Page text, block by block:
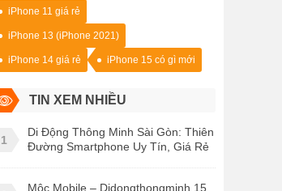
iPhone 11 giá rẻ
iPhone 13 (iPhone 2021)
iPhone 14 giá rẻ iPhone 15 có gì mới
TIN XEM NHIỀU
1
Di Động Thông Minh Sài Gòn: Thiên
Đường Smartphone Uy Tín, Giá Rẻ
Mộc Mobile – Didongthongminh 15